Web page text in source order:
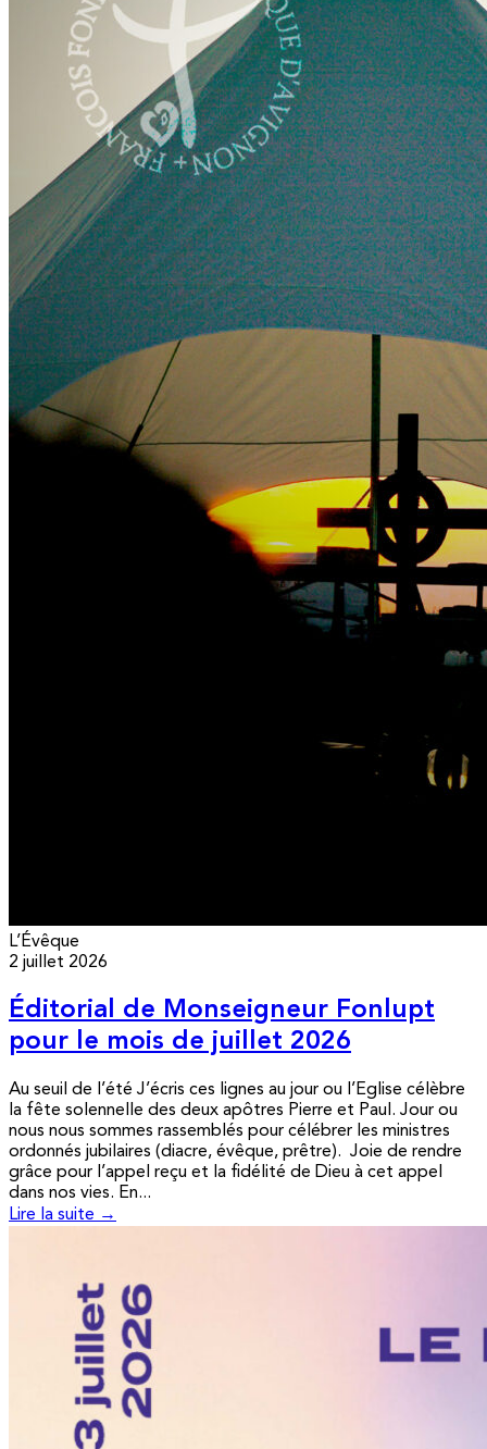
L’Évêque
2 juillet 2026
Éditorial de Monseigneur Fonlupt
pour le mois de juillet 2026
Au seuil de l’été J’écris ces lignes au jour ou l’Eglise célèbre
la fête solennelle des deux apôtres Pierre et Paul. Jour ou
nous nous sommes rassemblés pour célébrer les ministres
ordonnés jubilaires (diacre, évêque, prêtre). Joie de rendre
grâce pour l’appel reçu et la fidélité de Dieu à cet appel
dans nos vies. En...
Lire la suite →